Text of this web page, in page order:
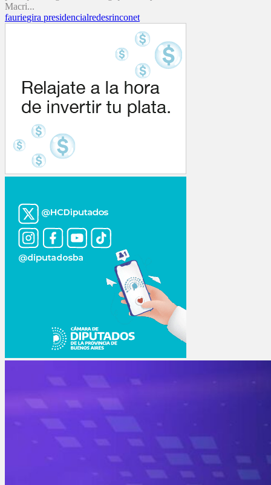
Macri...
fauriegira presidencialredesrinconet